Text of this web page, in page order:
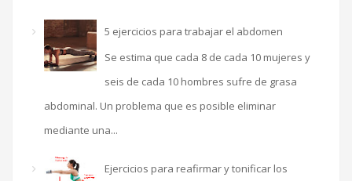
5 ejercicios para trabajar el abdomen
Se estima que cada 8 de cada 10 mujeres y
seis de cada 10 hombres sufre de grasa
abdominal. Un problema que es posible eliminar
mediante una...
Ejercicios para reafirmar y tonificar los